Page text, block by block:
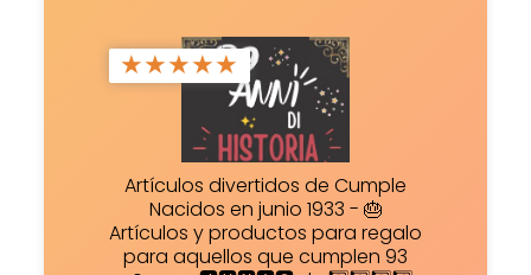
★★★★★
Artículos divertidos de Cumple
Nacidos en junio 1933 - 🎂
Artículos y productos para regalo
para aquellos que cumplen 93